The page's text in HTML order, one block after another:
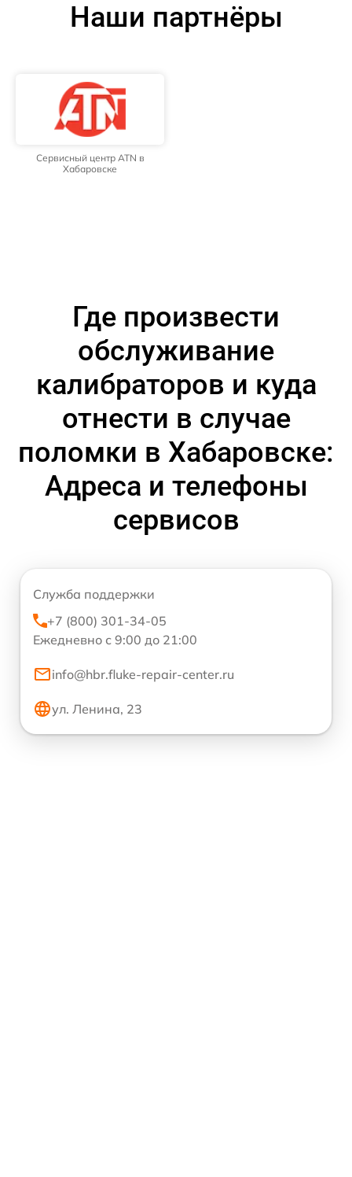
Наши партнёры
Сервисный центр ATN в
Хабаровске
Где произвести
обслуживание
калибраторов и куда
отнести в случае
поломки в Хабаровске:
Адреса и телефоны
сервисов
Служба поддержки
+7 (800) 301-34-05
Ежедневно с 9:00 до 21:00
info@hbr.fluke-repair-center.ru
ул. Ленина, 23